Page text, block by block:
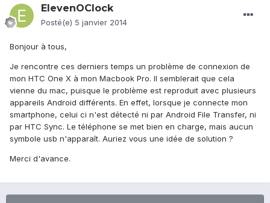
ElevenOClock
Posté(e) 5 janvier 2014
Bonjour à tous,
Je rencontre ces derniers temps un problème de connexion de
mon HTC One X à mon Macbook Pro. Il semblerait que cela
vienne du mac, puisque le problème est reproduit avec plusieurs
appareils Android différents. En effet, lorsque je connecte mon
smartphone, celui ci n'est détecté ni par Android File Transfer, ni
par HTC Sync. Le téléphone se met bien en charge, mais aucun
symbole usb n'apparaît. Auriez vous une idée de solution ?
Merci d'avance.